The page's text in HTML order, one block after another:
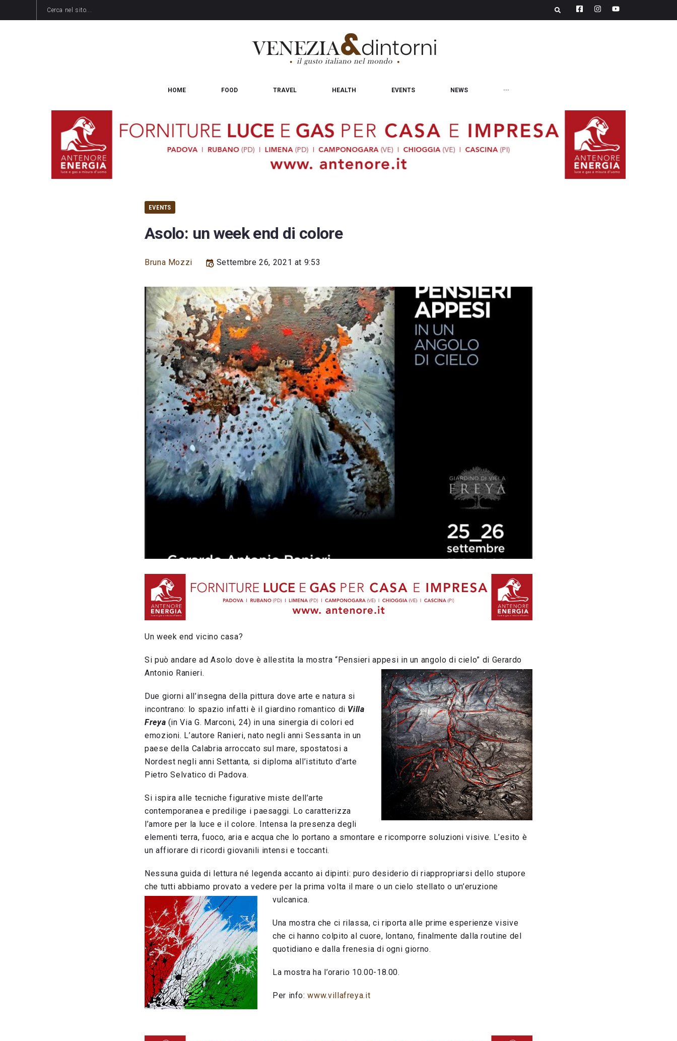
HOME FOOD TRAVEL HEALTH EVENTS NEWS ···
EVENTS
Asolo: un week end di colore
Bruna Mozzi Settembre 26, 2021 at 9:53
Un week end vicino casa?
Si può andare ad Asolo dove è allestita la mostra “Pensieri appesi in un angolo di cielo” di Gerardo
Antonio Ranieri.
Due giorni all’insegna della pittura dove arte e natura si
incontrano: lo spazio infatti è il giardino romantico di Villa
Freya (in Via G. Marconi, 24) in una sinergia di colori ed
emozioni. L’autore Ranieri, nato negli anni Sessanta in un
paese della Calabria arroccato sul mare, spostatosi a
Nordest negli anni Settanta, si diploma all’istituto d’arte
Pietro Selvatico di Padova.
Si ispira alle tecniche figurative miste dell’arte
contemporanea e predilige i paesaggi. Lo caratterizza
l’amore per la luce e il colore. Intensa la presenza degli
elementi terra, fuoco, aria e acqua che lo portano a smontare e ricomporre soluzioni visive. L’esito è
un affiorare di ricordi giovanili intensi e toccanti.
Nessuna guida di lettura né legenda accanto ai dipinti: puro desiderio di riappropriarsi dello stupore
che tutti abbiamo provato a vedere per la prima volta il mare o un cielo stellato o un’eruzione
vulcanica.
Una mostra che ci rilassa, ci riporta alle prime esperienze visive
che ci hanno colpito al cuore, lontano, finalmente dalla routine del
quotidiano e dalla frenesia di ogni giorno.
La mostra ha l’orario 10.00-18.00.
Per info:www.villafreya.it